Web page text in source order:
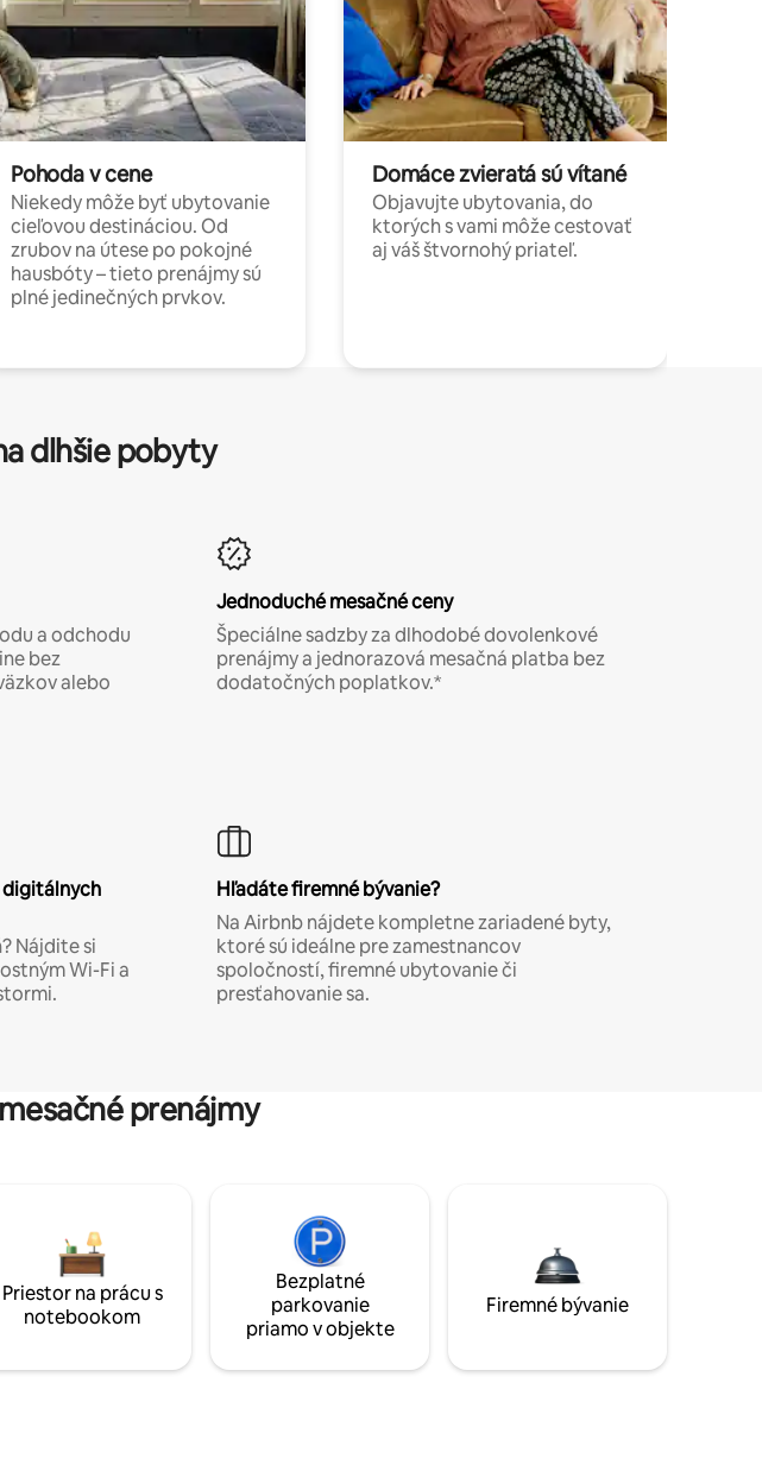
Pohoda v cene
Niekedy môže byť ubytovanie
cieľovou destináciou. Od
zrubov na útese po pokojné
hausbóty – tieto prenájmy sú
plné jedinečných prvkov.
Domáce zvieratá sú vítané
Objavujte ubytovania, do
ktorých s vami môže cestovať
aj váš štvornohý priateľ.
dlhšie pobyty
a odchodu
bez
alebo
Jednoduché mesačné ceny
Špeciálne sadzby za dlhodobé dovolenkové
prenájmy a jednorazová mesačná platba bez
dodatočných poplatkov.*
digitálnych
Nájdite si
Wi-Fi a
Hľadáte firemné bývanie?
Na Airbnb nájdete kompletne zariadené byty,
ktoré sú ideálne pre zamestnancov
spoločností, firemné ubytovanie či
presťahovanie sa.
prenájmy
Priestor na prácu s
notebookom
Bezplatné
parkovanie
priamo v objekte
Firemné bývanie